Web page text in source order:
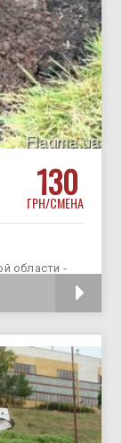
130
ГРН/СМЕНА
области -